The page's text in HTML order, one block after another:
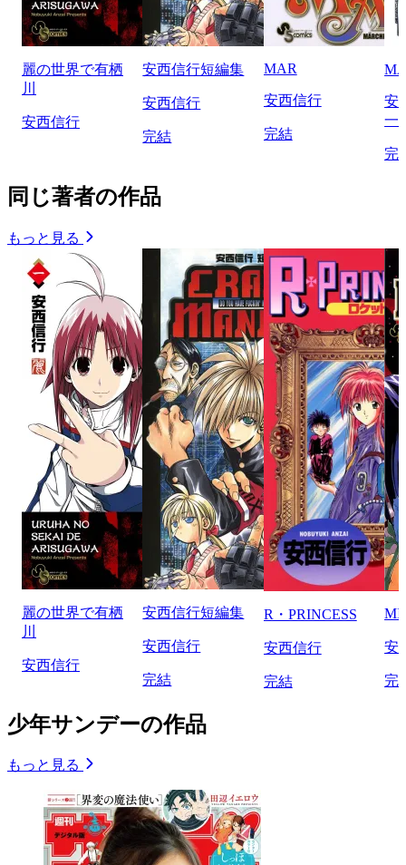
麗の世界で有栖
川
安西信行
安西信行短編集
安西信行
完結
MAR
安西信行
完結
安
一
完
同じ著者の作品
もっと見る
麗の世界で有栖
川
安西信行
安西信行短編集
安西信行
完結
R・PRINCESS
安西信行
完結
安
完
少年サンデーの作品
もっと見る